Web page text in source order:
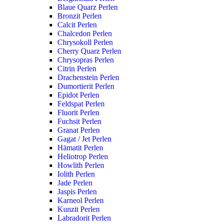
Blaue Quarz Perlen
Bronzit Perlen
Calcit Perlen
Chalcedon Perlen
Chrysokoll Perlen
Cherry Quarz Perlen
Chrysopras Perlen
Citrin Perlen
Drachenstein Perlen
Dumortierit Perlen
Epidot Perlen
Feldspat Perlen
Fluorit Perlen
Fuchsit Perlen
Granat Perlen
Gagat / Jet Perlen
Hämatit Perlen
Heliotrop Perlen
Howlith Perlen
Iolith Perlen
Jade Perlen
Jaspis Perlen
Karneol Perlen
Kunzit Perlen
Labradorit Perlen